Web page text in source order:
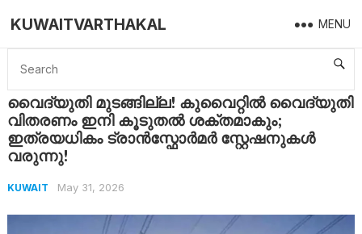
KUWAITVARTHAKAL MENU
Home Kuwait വൈദ്യുതി മുടങ്ങില്ല! കുവൈറ്റിൽ വൈദ്യുതി വിതരണം ഇനി കൂടുതൽ ശക്തമാകും; ഇത്രയധികം ട്രാൻസ്ഫോർമർ സ്റ്റേഷനുകൾ വരുന്നു!
വൈദ്യുതി മുടങ്ങില്ല! കുവൈറ്റിൽ വൈദ്യുതി
വിതരണം ഇനി കൂടുതൽ ശക്തമാകും;
ഇത്രയധികം ട്രാൻസ്ഫോർമർ സ്റ്റേഷനുകൾ
വരുന്നു!
KUWAIT May 31, 2026